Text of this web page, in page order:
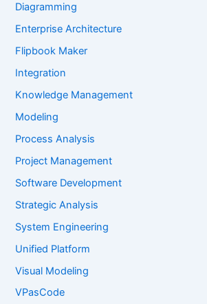
Diagramming
Enterprise Architecture
Flipbook Maker
Integration
Knowledge Management
Modeling
Process Analysis
Project Management
Software Development
Strategic Analysis
System Engineering
Unified Platform
Visual Modeling
VPasCode